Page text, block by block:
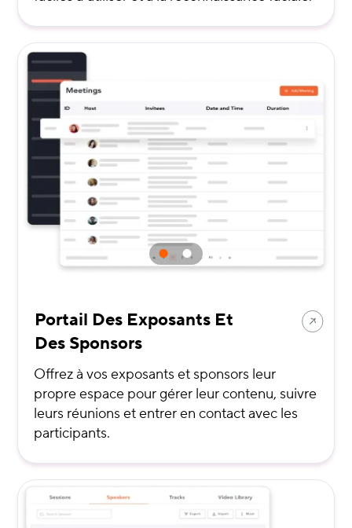
Portail Des Exposants Et
Des Sponsors
Offrez à vos exposants et sponsors leur
propre espace pour gérer leur contenu, suivre
leurs réunions et entrer en contact avec les
participants.